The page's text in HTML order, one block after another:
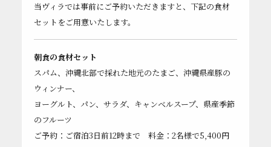
当ヴィラでは事前にご予約いただきますと、下記の食材
セットをご用意いたします。
朝食の食材セット
スパム、沖縄北部で採れた地元のたまご、沖縄県産豚の
ウィンナー、
ヨーグルト、パン、サラダ、キャンベルスープ、県産季節
のフルーツ
ご予約：ご宿泊3日前12時まで 料金：2名様で5,400円